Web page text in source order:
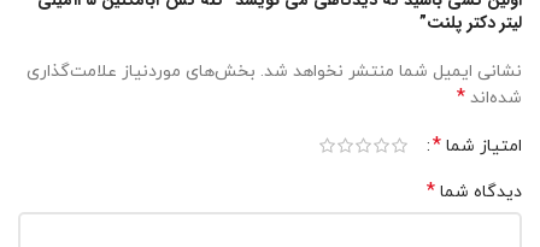
لیتر دکتر پلنت”
نشانی ایمیل شما منتشر نخواهد شد. بخش‌های موردنیاز علامت‌گذاری
شده‌اند *
امتیاز شما *
دیدگاه شما *